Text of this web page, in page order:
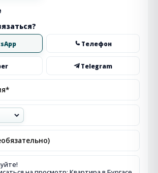
Телефон
Telegram